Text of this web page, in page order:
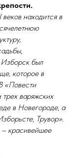
находится в
Изборск был
которое в
«Повести
варяжских
в Новегороде, а
Трувор».
– красивейшее